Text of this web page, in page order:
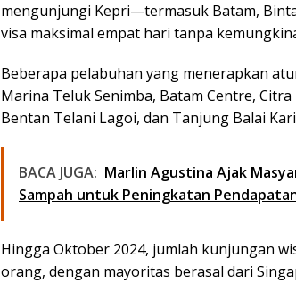
mengunjungi Kepri—termasuk Batam,
visa maksimal empat hari tanpa
Beberapa pelabuhan yang menerapkan
Marina Teluk Senimba, Batam Centre,
Bentan Telani Lagoi, dan Tanjung Balai
BACA JUGA: Marlin Agustina Ajak
Sampah untuk Peningkatan
Hingga Oktober 2024, jumlah kunjungan
orang, dengan mayoritas berasal dari